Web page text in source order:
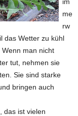
me
rw
das Wetter zu kühl
man nicht
tut, nehmen sie
Sie sind starke
bringen auch
das ist vielen